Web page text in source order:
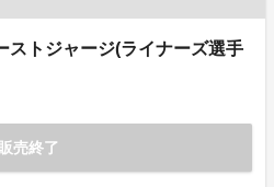
トジャージ(ライナーズ選手
販売終了